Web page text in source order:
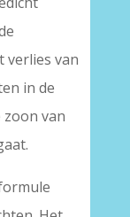
verlies van
in de
zoon van